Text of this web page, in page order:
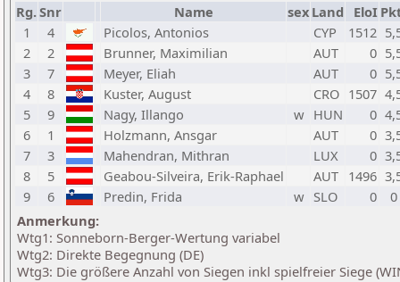
Rg.Snr Name sex Land EloI
1
4 Picolos, Antonios CYP 1512
2
2 Brunner, Maximilian AUT 0
3
7 Meyer, Eliah AUT 0
4
8 Kuster, August CRO 1507
5
9 Nagy, Illango w HUN 0
6
1 Holzmann, Ansgar AUT 0
7
3 Mahendran, Mithran LUX 0
8
5 Geabou-Silveira, Erik-Raphael AUT 1496
9
6 Predin, Frida w SLO 0
0
Anmerkung:
Wtg1: Sonneborn-Berger-Wertung variabel
Wtg2: Direkte Begegnung (DE)
Wtg3: Die größere Anzahl von Siegen inkl spielfreier Siege